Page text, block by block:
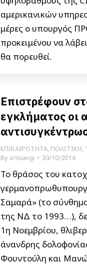
αμερικανικών
μέρες ο υπουργός
προκειμένου να
θα πορευθεί.
Επιστρέφουν
εγκλήματος οι
ΕΠΙΚΑΙΡΟΤΗΤΑ, ΠΟΛΙΤΙΚΗ,
Byxrisiavgi 30/10/2014
Το θράσος του
Σαμαρά» (το
της ΝΔ το 1993…),
1η Νοεμβρίου,
άνανδρης
Φουντούλη και